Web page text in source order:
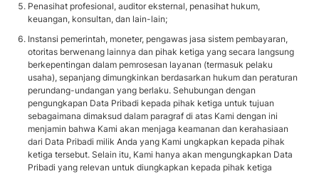
Penasihat profesional, auditor eksternal, penasihat hukum,
keuangan, konsultan, dan lain-lain;
Instansi pemerintah, moneter, pengawas jasa sistem pembayaran,
otoritas berwenang lainnya dan pihak ketiga yang secara langsung
berkepentingan dalam pemrosesan layanan (termasuk pelaku
usaha), sepanjang dimungkinkan berdasarkan hukum dan peraturan
perundang-undangan yang berlaku. Sehubungan dengan
pengungkapan Data Pribadi kepada pihak ketiga untuk tujuan
sebagaimana dimaksud dalam paragraf di atas Kami dengan ini
menjamin bahwa Kami akan menjaga keamanan dan kerahasiaan
dari Data Pribadi milik Anda yang Kami ungkapkan kepada pihak
ketiga tersebut. Selain itu, Kami hanya akan mengungkapkan Data
Pribadi yang relevan untuk diungkapkan kepada pihak ketiga